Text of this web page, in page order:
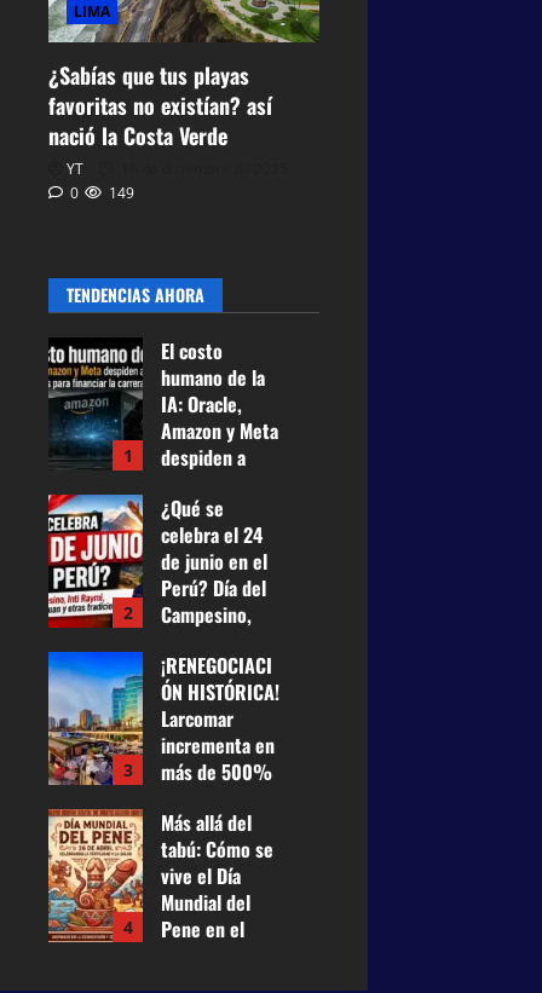
LIMA
¿Sabías que tus playas
favoritas no existían? así
nació la Costa Verde
YT
0
149
TENDENCIAS AHORA
1
El costo
humano de la
IA: Oracle,
Amazon y Meta
despiden a
empleados
para financiar
la carrera
tecnológica
25 de junio de
19
2
¿Qué se
celebra el 24
de junio en el
Perú? Día del
Campesino,
Fiesta de San
Juan y otras
tradiciones
24 de junio de
2026
0
3
¡RENEGOCIACI
ÓN HISTÓRICA!
Larcomar
incrementa en
más de 500%
Miraflores y
pagará US$
100 mil
mensuales
21 de mayo
4
Más allá del
tabú: Cómo se
vive el Día
Mundial del
Pene en el